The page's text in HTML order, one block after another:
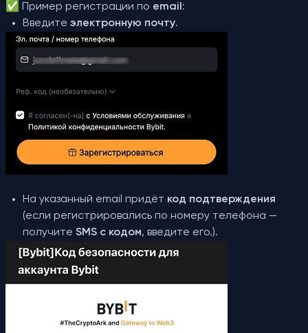
✅ Пример регистрации по email :
Введите электронную почту.
На указанный email придёт код подтверждения
(если регистрировались по номеру телефона —
получите SMS с кодом, введите его.).